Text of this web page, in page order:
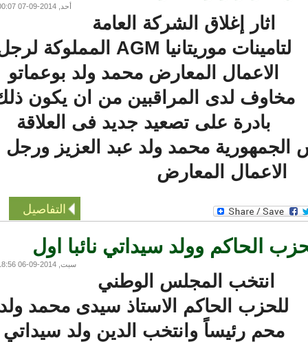
اثار إغلاق الشركة العامة
لتامينات موريتانيا AGM المملوكة لرجل
الاعمال المعارض محمد ولد بوعماتو
لدى المراقبين من ان يكون ذلك
بادرة على تصعيد جديد فى العلاقة
محمد ولد عبد العزيز ورجل
الاعمال المعارض
التفاصيل
الحاكم وولد سيداتي نائبا اول
سبت, 2014-09-06 18:56
انتخب المجلس الوطني
للحزب الحاكم الاستاذ سيدى محمد ولد
محم رئيساً وانتخب الدين ولد سيداتي